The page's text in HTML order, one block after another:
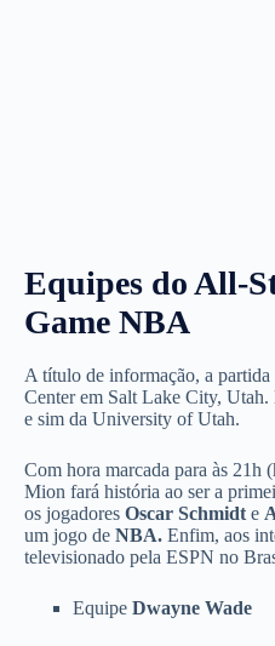
Equipes do All-
Game NBA
A título de informação, a
Center em Salt Lake City, Utah.
e sim da University of Utah.
Com hora marcada para às 21h
Mion fará história ao ser a
os jogadores Oscar Schmidt e
um jogo de NBA. Enfim, aos
televisionado pela ESPN no
Equipe Dwayne Wade